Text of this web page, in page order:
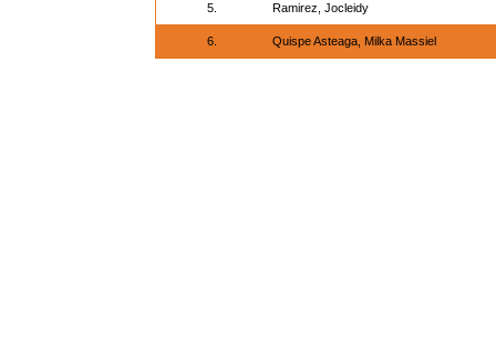
5. Ramirez, Jocleidy
6. Quispe Asteaga, Milka Massiel